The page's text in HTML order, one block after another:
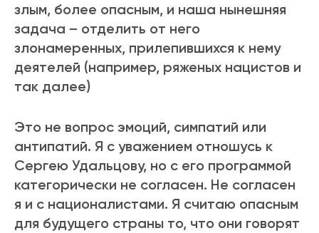
злым, более опасным, и наша нынешняя
задача – отделить от него
злонамеренных, прилепившихся к нему
деятелей (например, ряженых нацистов и
так далее)
Это не вопрос эмоций, симпатий или
антипатий. Я с уважением отношусь к
Сергею Удальцову, но с его программой
категорически не согласен. Не согласен
я и с националистами. Я считаю опасным
для будущего страны то, что они говорят